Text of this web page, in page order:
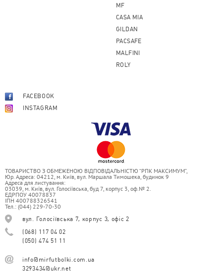
MF
CASA MIA
GILDAN
PACSAFE
MALFINI
ROLY
FACEBOOK
INSTAGRAM
ТОВАРИСТВО З ОБМЕЖЕНОЮ ВІДПОВІДАЛЬНІСТЮ “РПК МАКСИМУМ”,
Юр. Адреса: 04212, м. Київ, вул. Маршала Тимошека, будинок 9
Адреса для листування:
03039, м. Київ, вул. Голосіївська, буд 7, корпус 3, оф.№ 2.
ЕДРПОУ 40078837
ІПН 400788326541
Тел.: (044) 229-70-30
вул. Голосіївська 7, корпус 3, офіс 2
(068) 117 04 02
(050) 474 51 11
info@mirfutbolki.com.ua
3293434@ukr.net